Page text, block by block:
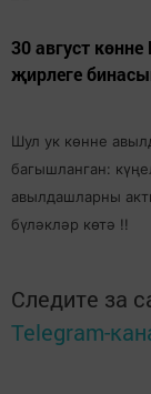
30 август
җирлеге
Шул ук көнне
багышланган:
авылдашларны
бүләкләр көтә !!
Следите за
Telegram-